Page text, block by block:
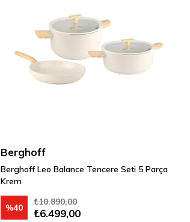
Berghoff
Berghoff Leo Balance Tencere Seti 5 Parça
Krem
₺6.499,00
₺10.890,00
%40